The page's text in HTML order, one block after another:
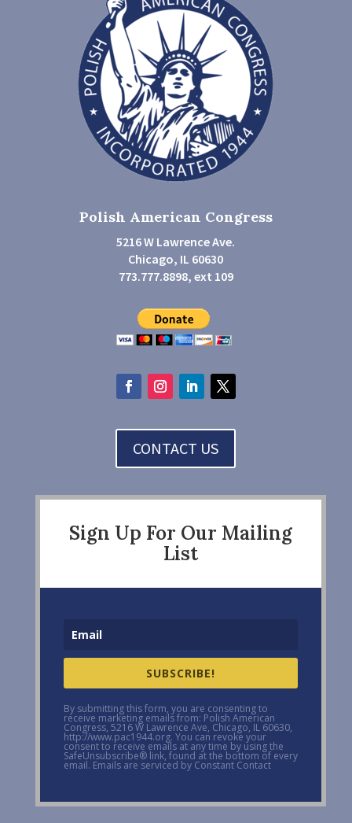
Polish American Congress
5216 W Lawrence Ave.
Chicago, IL 60630
773.777.8898, ext 109
CONTACT US
Sign Up For Our Mailing
List
SUBSCRIBE!
By submitting this form, you are consenting to
receive marketing emails from: Polish American
Congress, 5216 W Lawrence Ave, Chicago, IL 60630,
http://www.pac1944.org. You can revoke your
consent to receive emails at any time by using the
SafeUnsubscribe® link, found at the bottom of every
email. Emails are serviced by Constant Contact